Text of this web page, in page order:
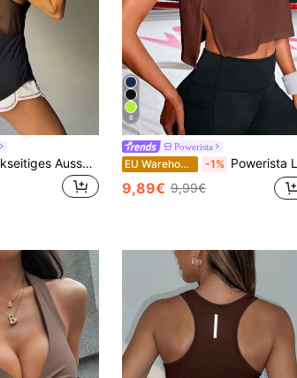
Einfarbiges, rückseitiges Ausschnitt-Sporttop, Fitness-Weste, Gaming-Outfit
8
Powerista
EU Warehouse -1% Powerista Lässiges, vielseitiges ärmelloses T-Shirt mit einfarbigem Seitenbrand-Vorderteil und Buchstabendruck-Design für Sport
9,89€ 9,99€